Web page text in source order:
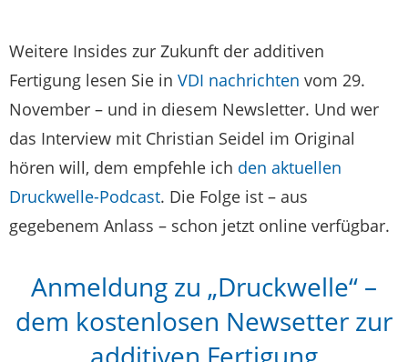
Weitere Insides zur Zukunft der additiven
Fertigung lesen Sie in VDI nachrichten vom 29.
November – und in diesem Newsletter. Und wer
das Interview mit Christian Seidel im Original
hören will, dem empfehle ich den aktuellen
Druckwelle-Podcast. Die Folge ist – aus
gegebenem Anlass – schon jetzt online verfügbar.
Anmeldung zu „Druckwelle“ –
dem kostenlosen Newsetter zur